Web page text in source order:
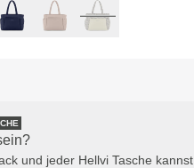
und jeder Hellvi Tasche kannst